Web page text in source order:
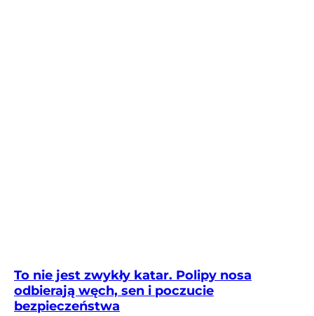
To nie jest zwykły katar. Polipy nosa
odbierają węch, sen i poczucie
bezpieczeństwa